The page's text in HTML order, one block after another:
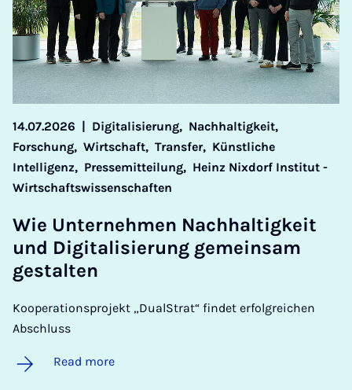
14.07.2026 | Digitalisierung, Nachhaltigkeit,
Forschung, Wirtschaft, Transfer, Künstliche
Intelligenz, Pressemitteilung, Heinz Nixdorf Institut -
Wirtschaftswissenschaften
Wie Un­terneh­men Nach­haltigkeit
und Di­git­al­is­ier­ung ge­mein­sam
gestal­ten
Kooperationsprojekt „DualStrat“ findet erfolgreichen
Abschluss
Read more